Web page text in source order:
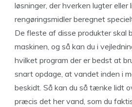
løsninger, der hverken lugter eller
rengøringsmidler beregnet
De fleste af disse produkter skal
maskinen, og så kan du i
hvilket program der er bedst at
snart opdage, at vandet inden i
beskidt. Så kan du så tænke lidt
præcis det her vand, som du